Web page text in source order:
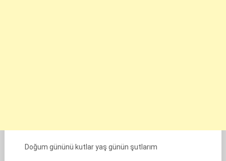
Doğum gününü kutlar yaş günün şutlarım